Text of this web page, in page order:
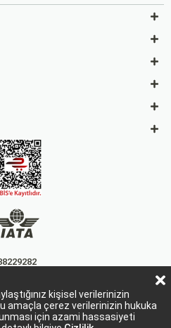
kişisel verilerinizin
amaçla çerez verilerinizin hukuka
için azami hassasiyeti
15863